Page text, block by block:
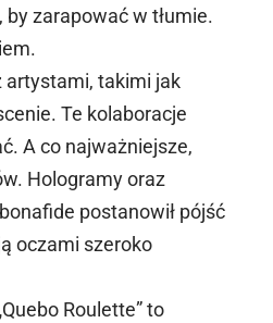
zarapować w tłumie.
artystami, takimi jak
. Te kolaboracje
A co najważniejsze,
Hologramy oraz
postanowił pójść
oczami szeroko
Roulette” to